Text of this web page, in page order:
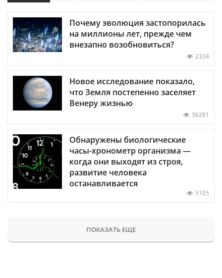
Почему эволюция застопорилась
на миллионы лет, прежде чем
внезапно возобновиться?
2334
Новое исследование показало,
что Земля постепенно заселяет
Венеру жизнью
36281
Обнаружены биологические
часы-хронометр организма —
когда они выходят из строя,
развитие человека
останавливается
5105
ПОКАЗАТЬ ЕЩЕ